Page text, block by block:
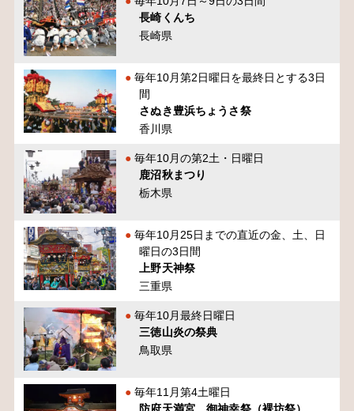
長崎くんち
長崎県
毎年10月第2日曜日を最終日とする3日
間
さぬき豊浜ちょうさ祭
香川県
毎年10月の第2土・日曜日
鹿沼秋まつり
栃木県
毎年10月25日までの直近の金、土、日
曜日の3日間
上野天神祭
三重県
毎年10月最終日曜日
三徳山炎の祭典
鳥取県
毎年11月第4土曜日